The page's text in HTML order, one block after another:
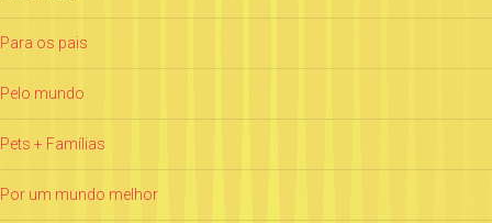
Para os pais
Pelo mundo
Pets + Famílias
Por um mundo melhor